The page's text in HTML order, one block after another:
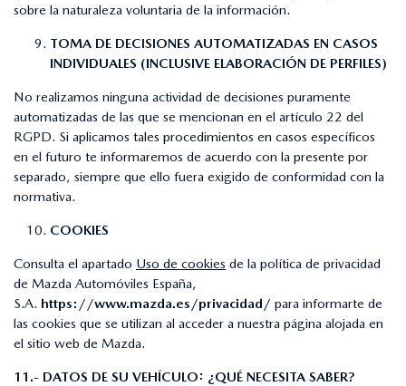
sobre la naturaleza voluntaria de la información.
TOMA DE DECISIONES AUTOMATIZADAS EN CASOS
INDIVIDUALES (INCLUSIVE ELABORACIÓN DE PERFILES)
No realizamos ninguna actividad de decisiones puramente
automatizadas de las que se mencionan en el artículo 22 del
RGPD. Si aplicamos tales procedimientos en casos específicos
en el futuro te informaremos de acuerdo con la presente por
separado, siempre que ello fuera exigido de conformidad con la
normativa.
COOKIES
Consulta el apartado Uso de cookies de la política de privacidad
de Mazda Automóviles España,
S.A. https://www.mazda.es/privacidad/ para informarte de
las cookies que se utilizan al acceder a nuestra página alojada en
el sitio web de Mazda.
11.- DATOS DE SU VEHÍCULO: ¿QUÉ NECESITA SABER?